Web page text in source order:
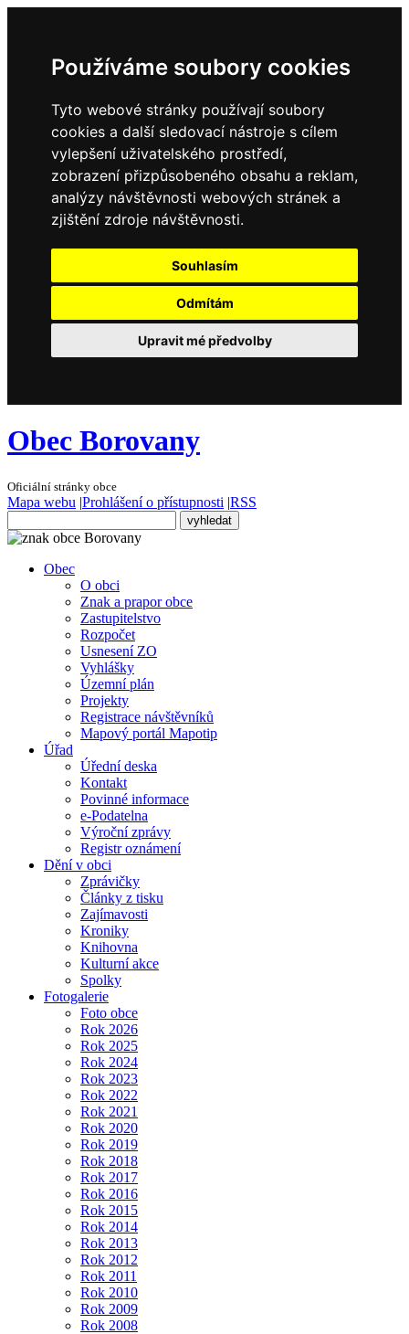
Používáme soubory cookies
Tyto webové stránky používají soubory
cookies a další sledovací nástroje s cílem
vylepšení uživatelského prostředí,
zobrazení přizpůsobeného obsahu a reklam,
analýzy návštěvnosti webových stránek a
zjištění zdroje návštěvnosti.
Souhlasím
Odmítám
Upravit mé předvolby
Obec Borovany
Oficiální stránky obce
Mapa webu |Prohlášení o přístupnosti |RSS
Obec
O obci
Znak a prapor obce
Zastupitelstvo
Rozpočet
Usnesení ZO
Vyhlášky
Územní plán
Projekty
Registrace návštěvníků
Mapový portál Mapotip
Úřad
Úřední deska
Kontakt
Povinné informace
e-Podatelna
Výroční zprávy
Registr oznámení
Dění v obci
Zprávičky
Články z tisku
Zajímavosti
Kroniky
Knihovna
Kulturní akce
Spolky
Fotogalerie
Foto obce
Rok 2026
Rok 2025
Rok 2024
Rok 2023
Rok 2022
Rok 2021
Rok 2020
Rok 2019
Rok 2018
Rok 2017
Rok 2016
Rok 2015
Rok 2014
Rok 2013
Rok 2012
Rok 2011
Rok 2010
Rok 2009
Rok 2008